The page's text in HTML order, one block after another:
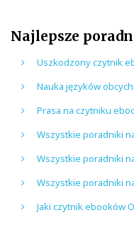
Najlepsze
Uszkodzony czytnik
Nauka języków
Prasa na czytniku
Wszystkie poradniki
Wszystkie poradniki
Wszystkie poradniki
Jaki czytnik ebooków